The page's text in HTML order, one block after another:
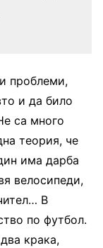
проблеми,
и да било
са много
теория, че
има дарба
велосипеди,
В
по футбол.
крака,